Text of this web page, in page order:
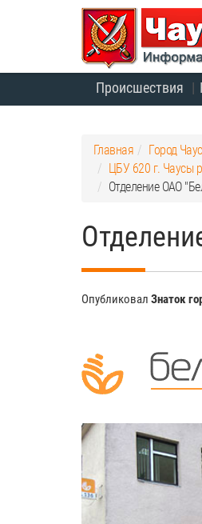
Происшествия
Главная Город
ЦБУ 620 г. Чаусы
Отделение ОАО
Опубликовал Знаток